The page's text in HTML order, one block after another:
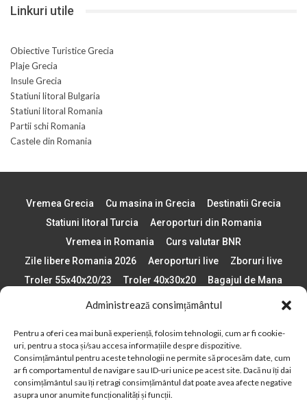
Administrează consimțământul
Pentru a oferi cea mai bună experiență, folosim tehnologii, cum ar fi cookie-
uri, pentru a stoca și/sau accesa informațiile despre dispozitive.
Consimțământul pentru aceste tehnologii ne permite să procesăm date, cum
ar fi comportamentul de navigare sau ID-uri unice pe acest site. Dacă nu îți dai
consimțământul sau îți retragi consimțământul dat poate avea afecte negative
asupra unor anumite funcționalități și funcții.
Linkuri utile
Obiective Turistice Grecia
Plaje Grecia
Insule Grecia
Statiuni litoral Bulgaria
Statiuni litoral Romania
Partii schi Romania
Castele din Romania
Vremea Grecia Cu masina in Grecia
Destinatii Grecia
Statiuni litoral Turcia
Aeroporturi din Romania
Vremea in Romania
Curs valutar BNR
Zile libere Romania 2026
Aeroporturi live
Zboruri live
Troler 55x40x20/23
Troler 40x30x20
Bagajul de Mana
Paste 2026
Cele mai bune telefoane
Plaje din Europa
Concerte Romania 2025
Asigurare de calatorie
Când se schimba ora în 2026
Calendar Formula 1 sezon 2026
Boarding Pass
Despre AirlinesTravel.ro
Politică cookie-uri (UE)